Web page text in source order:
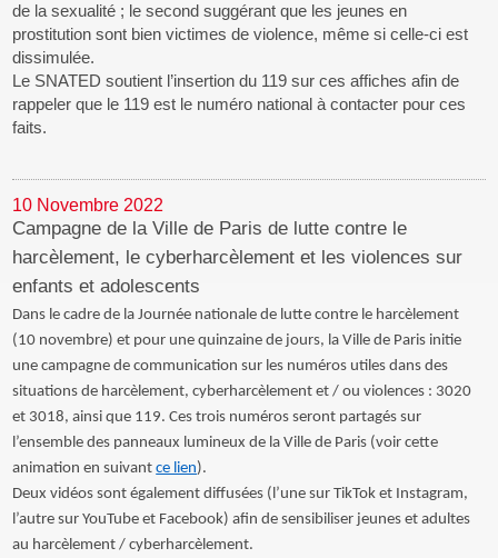
de la sexualité ; le second suggérant que les jeunes en
prostitution sont bien victimes de violence, même si celle-ci est
dissimulée.
Le SNATED soutient l’insertion du 119 sur ces affiches afin de
rappeler que le 119 est le numéro national à contacter pour ces
faits.
10 Novembre 2022
Campagne de la Ville de Paris de lutte contre le
harcèlement, le cyberharcèlement et les violences sur
enfants et adolescents
Dans le cadre de la Journée nationale de lutte contre le harcèlement
(10 novembre) et pour une quinzaine de jours, la Ville de Paris initie
une campagne de communication sur les numéros utiles dans des
situations de harcèlement, cyberharcèlement et / ou violences : 3020
et 3018, ainsi que 119.Ces trois numéros seront partagés sur
l’ensemble des panneaux lumineux de la Ville de Paris (voir cette
animation en suivantce lien).
Deux vidéos sont également diffusées (l’une sur TikTok et Instagram,
l’autre sur YouTube et Facebook) afin de sensibiliser jeunes et adultes
au harcèlement / cyberharcèlement.